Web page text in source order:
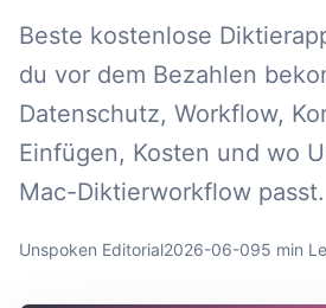
Beste kostenlose
du vor dem Bezahlen
Datenschutz, Workflow,
Einfügen, Kosten und wo
Mac-Diktierworkflow passt.
Unspoken Editorial2026-06-095 min